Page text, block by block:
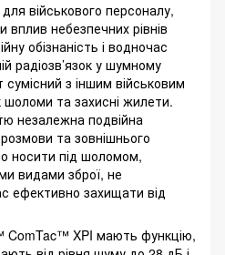
військового персоналу,
небезпечних рівнів
обізнаність і водночас
радіозв’язок у шумному
з іншим військовим
та захисні жилети.
незалежна подвійна
та зовнішнього
носити під шоломом,
видами зброї, не
ефективно захищати від
ComTac™ XPI мають функцію,